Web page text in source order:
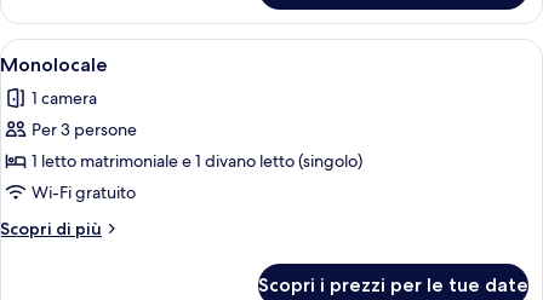
Apri
tutte
le
foto
per
Monolocale
Una camera da letto moderna con
10
Monolocale
1 camera
Per 3 persone
1 letto matrimoniale e 1 divano letto (singolo)
Wi-Fi gratuito
Scopri di più
Altri
Scopri i prezzi per le tue date